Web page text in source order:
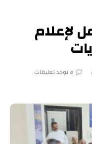
لإعلام
لا توجد تعليقات